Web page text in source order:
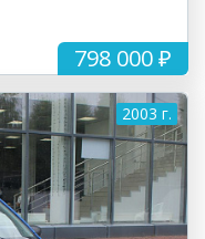
798 000 ₽
2003 г.